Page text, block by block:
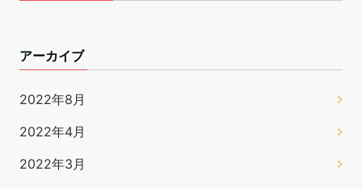
アーカイブ
2022年8月
2022年4月
2022年3月